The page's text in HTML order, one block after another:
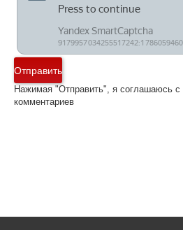
Отправить
Нажимая "Отправить", я соглашаюсь с
комментариев